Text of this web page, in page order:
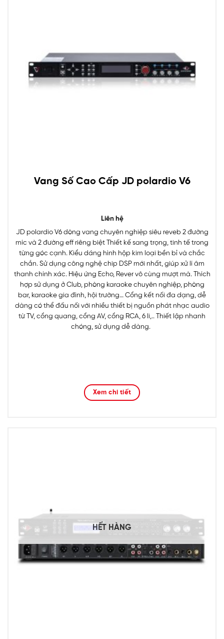
Vang Số Cao Cấp JD polardio V6
Liên hệ
JD polardio V6 dòng vang chuyên nghiệp siêu reveb 2 đường
míc và 2 đường eff riêng biệt Thiết kế sang trọng, tinh tế trong
từng góc cạnh. Kiểu dáng hình hộp kim loại bền bỉ và chắc
chắn. Sử dụng công nghệ chip DSP mới nhất, giúp xử lí âm
thanh chính xác. Hiệu ứng Echo, Rever vô cùng mượt mà. Thích
hợp sử dụng ở Club, phòng karaoke chuyên nghiệp, phòng
bar, karaoke gia đình, hội trường… Cổng kết nối đa dạng, dễ
dàng có thể đấu nối với nhiều thiết bị nguồn phát nhạc audio
từ TV, cổng quang, cổng AV, cổng RCA, 6 li,.. Thiết lập nhanh
chóng, sử dụng dễ dàng.
Xem chi tiết
HẾT HÀNG